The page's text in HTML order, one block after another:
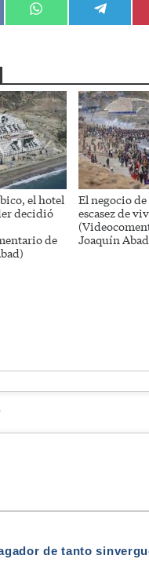
Compartir
en
Compartir
en
el hotel
decidió
de
El negocio de
escasez de
Joaquín
de tanto